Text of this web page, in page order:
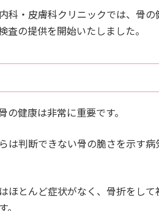
科・皮膚科クリニックでは、骨
査の提供を開始いたしました。
の健康は非常に重要です。
は判断できない骨の脆さを示す
ほとんど症状がなく、骨折をし
。